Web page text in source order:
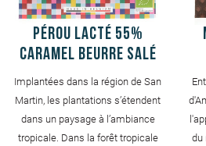
Pérou Lacté 55%
Caramel beurre salé
Implantées dans la région de San
Martin, les plantations s’étendent
dans un paysage à l’ambiance
tropicale. Dans la forêt tropicale
du